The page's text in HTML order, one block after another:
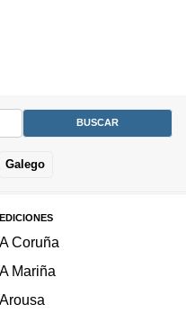
Galego
EDICIONES
A Coruña
A Mariña
Arousa